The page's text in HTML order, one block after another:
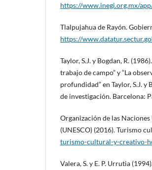
https://www.inegi.org.mx/
Tlalpujahua de Rayón.
https://
Taylor, S.J. y Bogdan, R.
trabajo de campo” y “La
profundidad” en Taylor, S.J.
de investigación. Barcelona:
Organización de las
(UNESCO) (2016). Turismo
turismo-cultural-y-creativo-
Valera, S. y E. P. Urrutia